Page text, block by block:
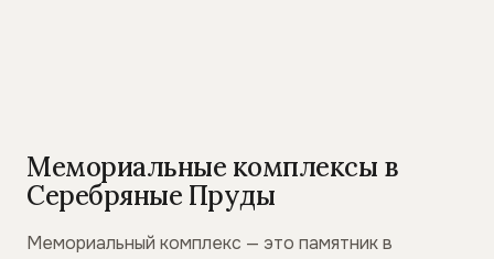
Мемориальные комплексы в
Серебряные Пруды
Мемориальный комплекс — это памятник в